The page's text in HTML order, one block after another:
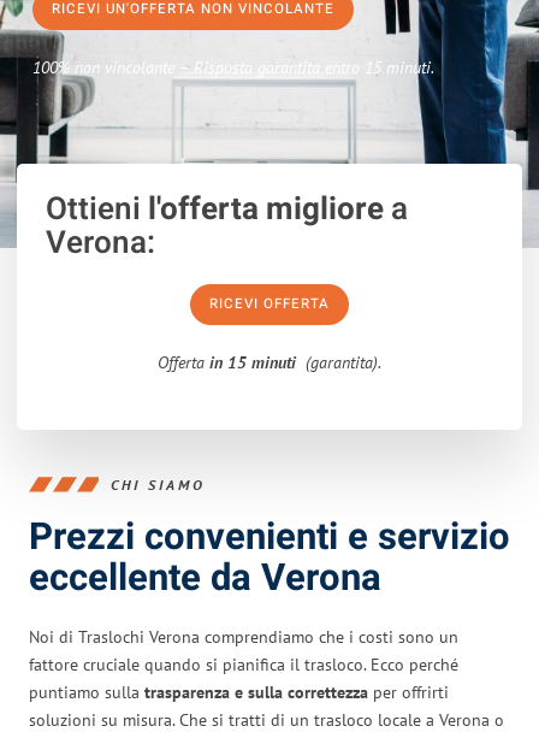
RICEVI UN'OFFERTA NON VINCOLANTE
100% non vincolante – Risposta garantita entro 15 minuti.
Ottieni l'offerta migliorea
Verona:
RICEVI OFFERTA
Offerta in 15 minuti (garantita).
CHI SIAMO
Prezzi convenienti e servizio
eccellente da Verona
Noi di Traslochi Verona comprendiamo che i costi sono un
fattore cruciale quando si pianifica il trasloco. Ecco perché
puntiamo sulla trasparenza e sulla correttezza per offrirti
soluzioni su misura. Che si tratti di un trasloco locale a Verona o